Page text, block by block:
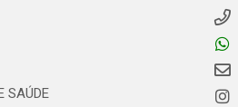
SAÚDE